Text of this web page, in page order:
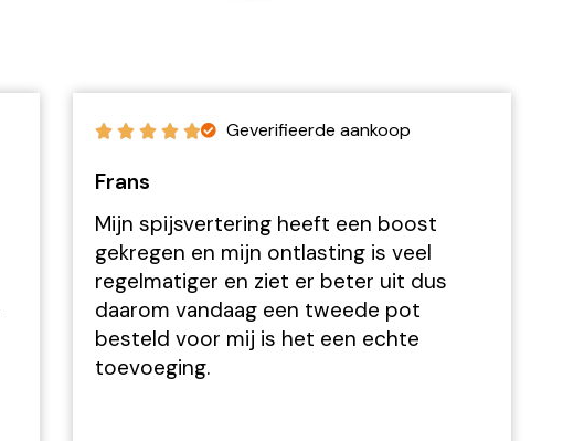
Geverifieerde aankoop
Frans
Mijn spijsvertering heeft een boost
gekregen en mijn ontlasting is veel
regelmatiger en ziet er beter uit dus
daarom vandaag een tweede pot
besteld voor mij is het een echte
toevoeging.